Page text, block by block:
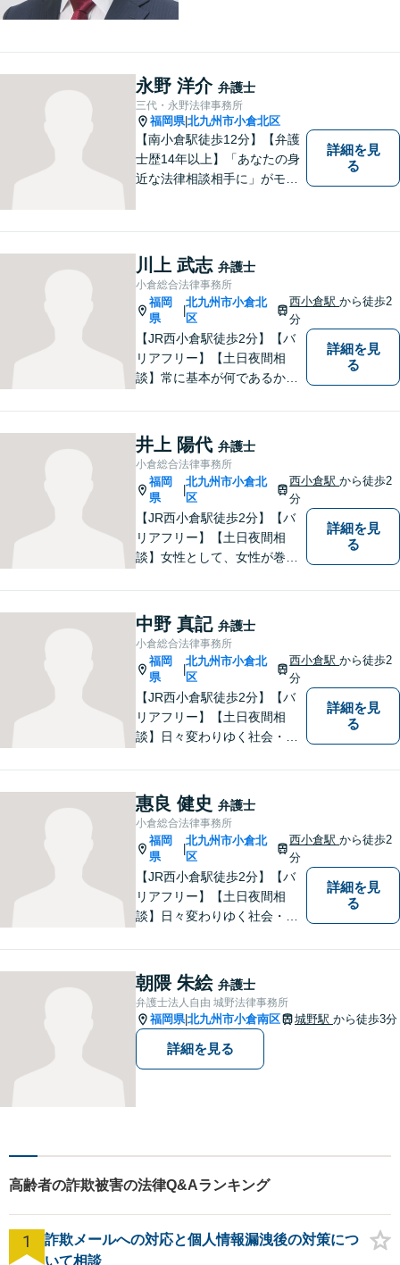
活かした総合力で課題解決をサポート
い。
永野 洋介 弁護士
三代・永野法律事務所
福岡県|北九州市小倉北区
【南小倉駅徒歩12分】【弁護
士歴14年以上】「あなたの身
近な法律相談相手に」がモッ
事故、債務整理等、個人が抱
える問題に注力しております
ので、お気軽にご相談くださ
いませ。【駐車場あり】
詳細を見
る
川上 武志 弁護士
小倉総合法律事務所
福岡
県
|
北九州市小倉北
区
西小倉駅から徒歩2
分
【JR西小倉駅徒歩2分】【バ
リアフリー】【土日夜間相
談】常に基本が何であるかを
れば基本に立ち返って考える
ことを忘れずに日々研鑽に努
めてまいりたいと考えており
ます。お気軽にご相談くださ
い。
詳細を見
る
井上 陽代 弁護士
小倉総合法律事務所
福岡
県
|
北九州市小倉北
区
西小倉駅から徒歩2
分
【JR西小倉駅徒歩2分】【バ
リアフリー】【土日夜間相
談】女性として、女性が巻き
女性が特有の法律問題にも積
極的に対応しております。男
性弁護士には相談しづらいと
いう女性の方もお気軽にご相
談下さい。
詳細を見
る
中野 真記 弁護士
小倉総合法律事務所
福岡
県
|
北九州市小倉北
区
西小倉駅から徒歩2
分
【JR西小倉駅徒歩2分】【バ
リアフリー】【土日夜間相
談】日々変わりゆく社会・法
イアントの皆様にご満足いた
だける良質なリーガルサービ
スを提供できるよう日々研鑽
に努めてまいります。お気軽
にご相談ください。
詳細を見
る
惠良 健史 弁護士
小倉総合法律事務所
福岡
県
|
北九州市小倉北
区
西小倉駅から徒歩2
分
【JR西小倉駅徒歩2分】【バ
リアフリー】【土日夜間相
談】日々変わりゆく社会・法
イアントの皆様にご満足いた
だける良質なサービスを提供
できるよう日々研鑽に努めて
まいります。お気軽にご相談
ください。
詳細を見
る
朝隈 朱絵 弁護士
弁護士法人自由 城野法律事務所
福岡県|北九州市小倉南区 城野駅 から徒歩3分
詳細を見る
高齢者の詐欺被害の法律Q&Aランキング
1
詐欺メールへの対応と個人情報漏洩後の対策につ
いて相談